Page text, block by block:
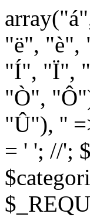
"ë", "è",
"Í", "Ï",
"Ò",
"Û"), ''
= ' '; //';